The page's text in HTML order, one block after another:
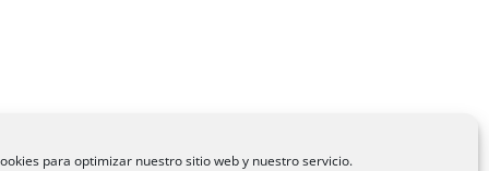
para optimizar nuestro sitio web y nuestro servicio.